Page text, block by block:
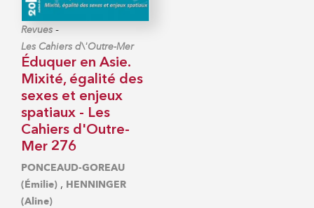
Revues -
Les Cahiers d\'Outre-Mer
Éduquer en Asie.
Mixité, égalité des
sexes et enjeux
spatiaux - Les
Cahiers d'Outre-
Mer 276
PONCEAUD-GOREAU
(Émilie) , HENNINGER
(Aline)